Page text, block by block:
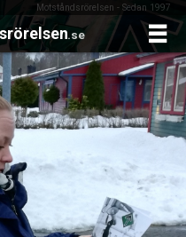
Motståndsrörelsen - Sedan 1997
.se